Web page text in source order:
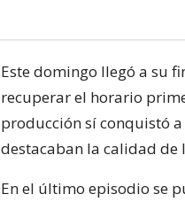
Este domingo llegó a su
recuperar el horario
producción sí conquistó
destacaban la calidad de
En el último episodio se